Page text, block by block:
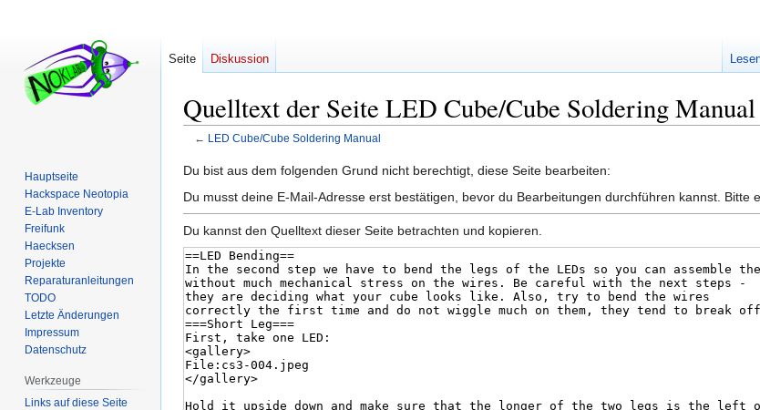
Quelltext der Seite LED Cube/Cube Soldering Manual
← LED Cube/Cube Soldering Manual
Zur
Navigation
Zur
Suche
Du bist aus dem folgenden Grund nicht berechtigt, diese Seite bearbeiten:
Du musst deine E-Mail-Adresse erst bestätigen, bevor du Bearbeitungen durchführen kannst. Bitte
Du kannst den Quelltext dieser Seite betrachten und kopieren.
Seite Diskussion
Hauptseite
Hackspace Neotopia
E-Lab Inventory
Freifunk
Haecksen
Projekte
Reparaturanleitungen
TODO
Letzte Änderungen
Impressum
Datenschutz
Werkzeuge
Links auf diese Seite